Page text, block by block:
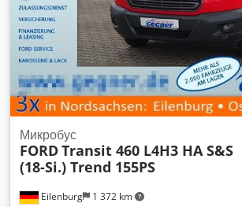
Производител Mercedes-Benz AG XA5
200 кг XC9 COC-документи XI3 Година на
Моделна актуализация XO9 Mercedes-
Eilenburg 1 372 km
Микробус
FORDTransit 460 L4H3 HA S&S
(18-Si.) Trend 155PS